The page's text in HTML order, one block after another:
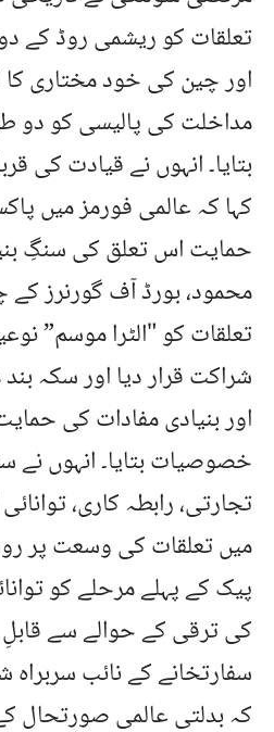
تعلقات کو ریشمی روڈ کے
اور چین کی خود مختاری کا
مداخلت کی پالیسی کو دو
بتایا۔ انہوں نے قیادت کی
کہا کہ عالمی فورمز میں
حمایت اس تعلق کی سنگِ
محمود، بورڈ آف گورنرز کے
تعلقات کو "الٹرا موسم”
شراکت قرار دیا اور سکہ
اور بنیادی مفادات کی
خصوصیات بتایا۔ انہوں نے
تجارتی، رابطہ کاری،
میں تعلقات کی وسعت پر
پیک کے پہلے مرحلے کو
کی ترقی کے حوالے سے قابلِ
سفارتخانے کے نائب سربراہ
کہ بدلتی عالمی صورتحال